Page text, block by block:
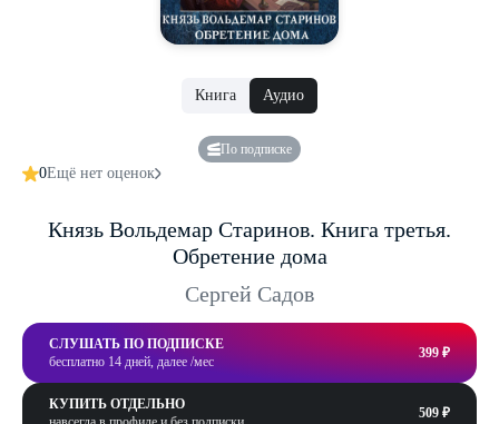
Книга Аудио
По подписке
0Ещё нет оценок
Князь Вольдемар Старинов. Книга третья.
Обретение дома
Сергей Садов
СЛУШАТЬ ПО ПОДПИСКЕ
бесплатно 14 дней, далее /мес
399 ₽
КУПИТЬ ОТДЕЛЬНО
509 ₽